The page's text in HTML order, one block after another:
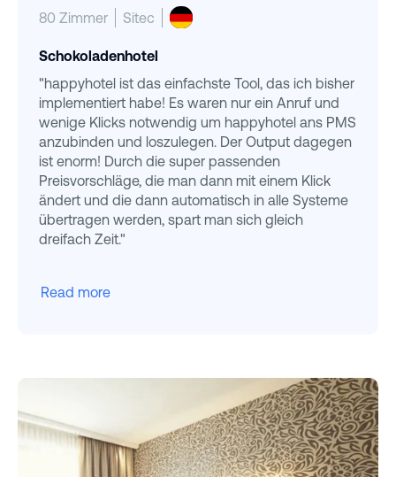
80 Zimmer Sitec
Schokoladenhotel
"happyhotel ist das einfachste Tool, das ich bisher
implementiert habe! Es waren nur ein Anruf und
wenige Klicks notwendig um happyhotel ans PMS
anzubinden und loszulegen. Der Output dagegen
ist enorm! Durch die super passenden
Preisvorschläge, die man dann mit einem Klick
ändert und die dann automatisch in alle Systeme
übertragen werden, spart man sich gleich
dreifach Zeit."
Read more